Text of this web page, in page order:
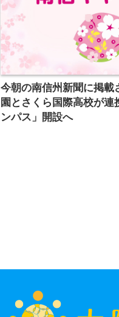
今朝の南信州新聞に掲載
園とさくら国際高校が
ンパス」開設へ